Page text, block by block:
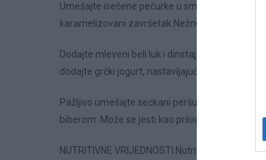
Umešajte isečene pečurke u smesu i dinstajte
karamelizovani završetak.Nežno začinite solju
Dodajte mleveni beli luk i dinstajte još jedan
dodajte grčki jogurt, nastavljajući da mešate
Pažljivo umešajte seckani peršun i kopar. Po
biberom. Može se jesti kao prilog ili poslužiti
NUTRITIVNE VRIJEDNOSTI.Nutritivne